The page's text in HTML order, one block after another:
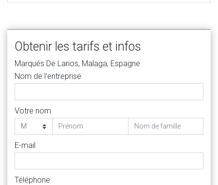
Obtenir les tarifs et infos
Marqués De Larios, Malaga, Espagne
Nom de l'entreprise
Votre nom
E-mail
Téléphone